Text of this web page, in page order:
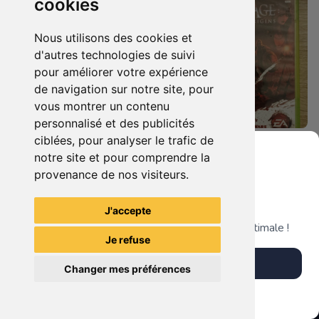
cookies
Nous utilisons des cookies et
d'autres technologies de suivi
pour améliorer votre expérience
de navigation sur notre site, pour
vous montrer un contenu
personnalisé et des publicités
ciblées, pour analyser le trafic de
notre site et pour comprendre la
provenance de nos visiteurs.
J'accepte
Je refuse
Changer mes préférences
5.90 € 0
Dragon Age Ii Xbox 360
8.90 €
TheGamingR83
Grenier du Geek
Télécharge notre app pour une expérience optimale !
Télécharger l'app